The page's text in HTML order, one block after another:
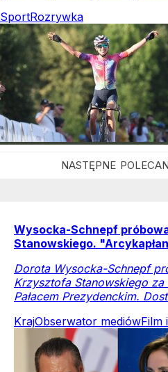
SportRozrywka
Wysocka-Schnepf
Stanowskiego.
Dorota Wysocka-Schnepf
Krzysztofa Stanowskiego za
Pałacem Prezydenckim.
KrajObserwator mediówFilm